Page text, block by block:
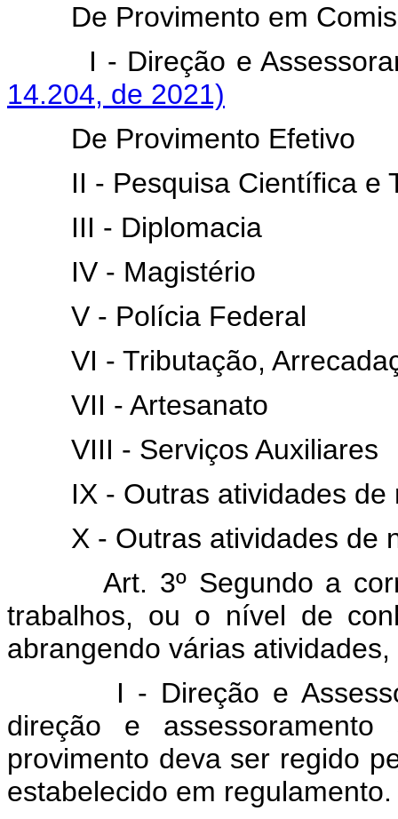
De Provimento em
I - Direção e
14.204, de 2021)
De Provimento Efetivo
II - Pesquisa Científica e
III - Diplomacia
IV - Magistério
V - Polícia Federal
VI - Tributação,
VII - Artesanato
VIII - Serviços Auxiliares
IX - Outras atividades
X - Outras atividades de
Art. 3º Segundo a
trabalhos, ou o nível de
abrangendo várias
I - Direção e
direção e
provimento deva ser regido
estabelecido em regulamento.